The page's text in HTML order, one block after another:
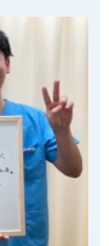
。
がありまし